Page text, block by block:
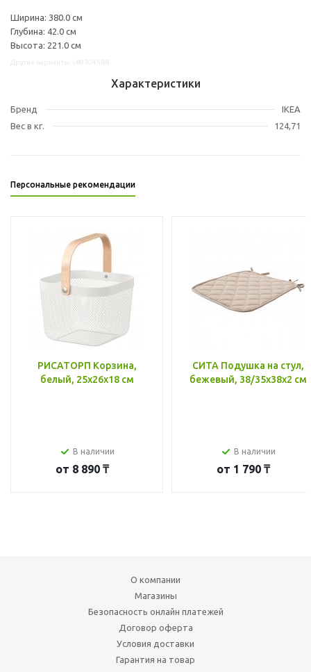
Ширина: 380.0 см
Глубина: 42.0 см
Высота: 221.0 см
Характеристики
Бренд
IKEA
Вес в кг.
124,71
Персональные рекомендации
РИСАТОРП Корзина,
белый, 25x26x18 см
В наличии
от 8 890 ₸
СИТА Подушка на стул,
бежевый, 38/35x38x2 см
В наличии
от 1 790 ₸
О компании
Магазины
Безопасность онлайн платежей
Договор оферта
Условия доставки
Гарантия на товар